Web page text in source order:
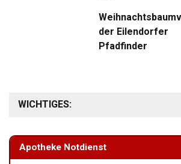
der Eilendorfer
Pfadfinder
WICHTIGES:
Apotheke Notdienst